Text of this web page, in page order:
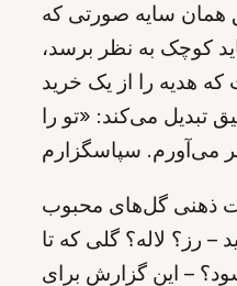
همان سایه صورتی که
کوچک به نظر برسد،
هدیه را از یک خرید
تبدیل می‌کند: «تو را
ذهنی گل‌های محبوب
– رز؟ لاله؟ گلی که تا
– این گزارش برای